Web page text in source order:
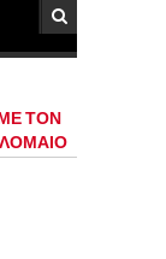
ΤΟΝ